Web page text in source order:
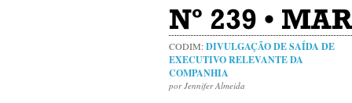
Nº 239 •
CODIM:DIVULGAÇÃO DE SAÍDA DE
EXECUTIVO RELEVANTE DA
COMPANHIA
por Jennifer Almeida